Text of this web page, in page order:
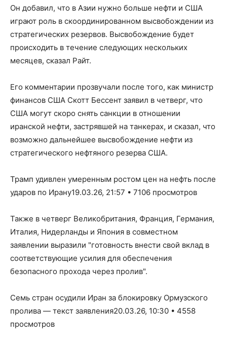
Он добавил, что в Азии нужно больше нефти и США
играют роль в скоординированном высвобождении из
стратегических резервов. Высвобождение будет
происходить в течение следующих нескольких
месяцев, сказал Райт.
Его комментарии прозвучали после того, как министр
финансов США Скотт Бессент заявил в четверг, что
США могут скоро снять санкции в отношении
иранской нефти, застрявшей на танкерах, и сказал, что
возможно дальнейшее высвобождение нефти из
стратегического нефтяного резерва США.
Трамп удивлен умеренным ростом цен на нефть после
ударов по Ирану19.03.26, 21:57 • 7106 просмотров
Также в четверг Великобритания, Франция, Германия,
Италия, Нидерланды и Япония в совместном
заявлении выразили "готовность внести свой вклад в
соответствующие усилия для обеспечения
безопасного прохода через пролив".
Семь стран осудили Иран за блокировку Ормузского
пролива — текст заявления20.03.26, 10:30 • 4558
просмотров